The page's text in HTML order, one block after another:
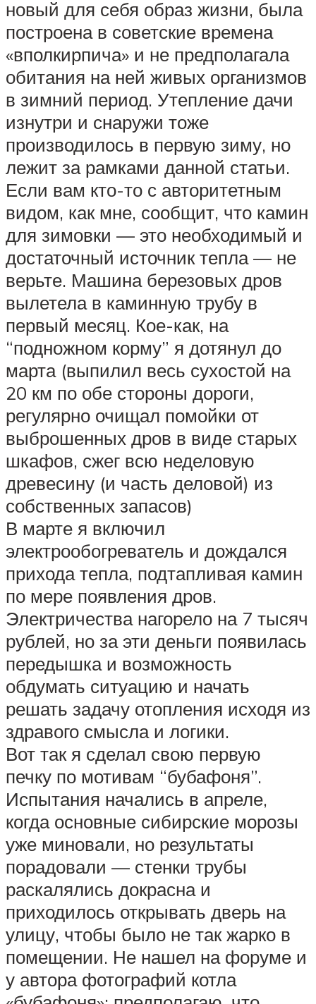
новый для себя образ жизни, была
построена в советские времена
«вполкирпича» и не предполагала
обитания на ней живых организмов
в зимний период. Утепление дачи
изнутри и снаружи тоже
производилось в первую зиму, но
лежит за рамками данной статьи.
Если вам кто-то с авторитетным
видом, как мне, сообщит, что камин
для зимовки — это необходимый и
достаточный источник тепла — не
верьте. Машина березовых дров
вылетела в каминную трубу в
первый месяц. Кое-как, на
“подножном корму” я дотянул до
марта (выпилил весь сухостой на
20 км по обе стороны дороги,
регулярно очищал помойки от
выброшенных дров в виде старых
шкафов, сжег всю неделовую
древесину (и часть деловой) из
собственных запасов)
В марте я включил
электрообогреватель и дождался
прихода тепла, подтапливая камин
по мере появления дров.
Электричества нагорело на 7 тысяч
рублей, но за эти деньги появилась
передышка и возможность
обдумать ситуацию и начать
решать задачу отопления исходя из
здравого смысла и логики.
Вот так я сделал свою первую
печку по мотивам “бубафоня”.
Испытания начались в апреле,
когда основные сибирские морозы
уже миновали, но результаты
порадовали — стенки трубы
раскалялись докрасна и
приходилось открывать дверь на
улицу, чтобы было не так жарко в
помещении. Не нашел на форуме и
у автора фотографий котла